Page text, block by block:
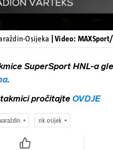
Osijeka | Video:
SuperSport HNL-a
.
pročitajte OVDJE
varaždin nk osijek